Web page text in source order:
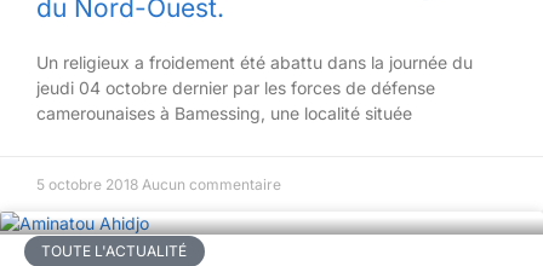
du Nord-Ouest.
Un religieux a froidement été abattu dans la journée du
jeudi 04 octobre dernier par les forces de défense
camerounaises à Bamessing, une localité située
5 octobre 2018 Aucun commentaire
TOUTE L'ACTUALITÉ